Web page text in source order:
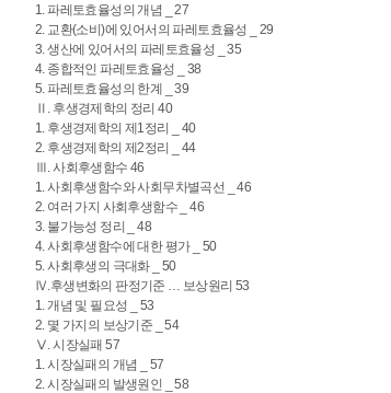
1. 파레토효율성의 개념 _ 27
2. 교환(소비)에 있어서의 파레토효율성 _ 29
3. 생산에 있어서의 파레토효율성 _ 35
4. 종합적인 파레토효율성 _ 38
5. 파레토효율성의 한계 _ 39
Ⅱ. 후생경제학의 정리 40
1. 후생경제학의 제1정리 _ 40
2. 후생경제학의 제2정리 _ 44
Ⅲ. 사회후생함수 46
1. 사회후생함수와 사회무차별곡선 _ 46
2. 여러 가지 사회후생함수 _ 46
3. 불가능성 정리 _ 48
4. 사회후생함수에 대한 평가 _ 50
5. 사회후생의 극대화 _ 50
Ⅳ.후생변화의 판정기준 … 보상원리 53
1. 개념 및 필요성 _ 53
2. 몇 가지의 보상기준 _ 54
Ⅴ. 시장실패 57
1. 시장실패의 개념 _ 57
2. 시장실패의 발생원인 _ 58